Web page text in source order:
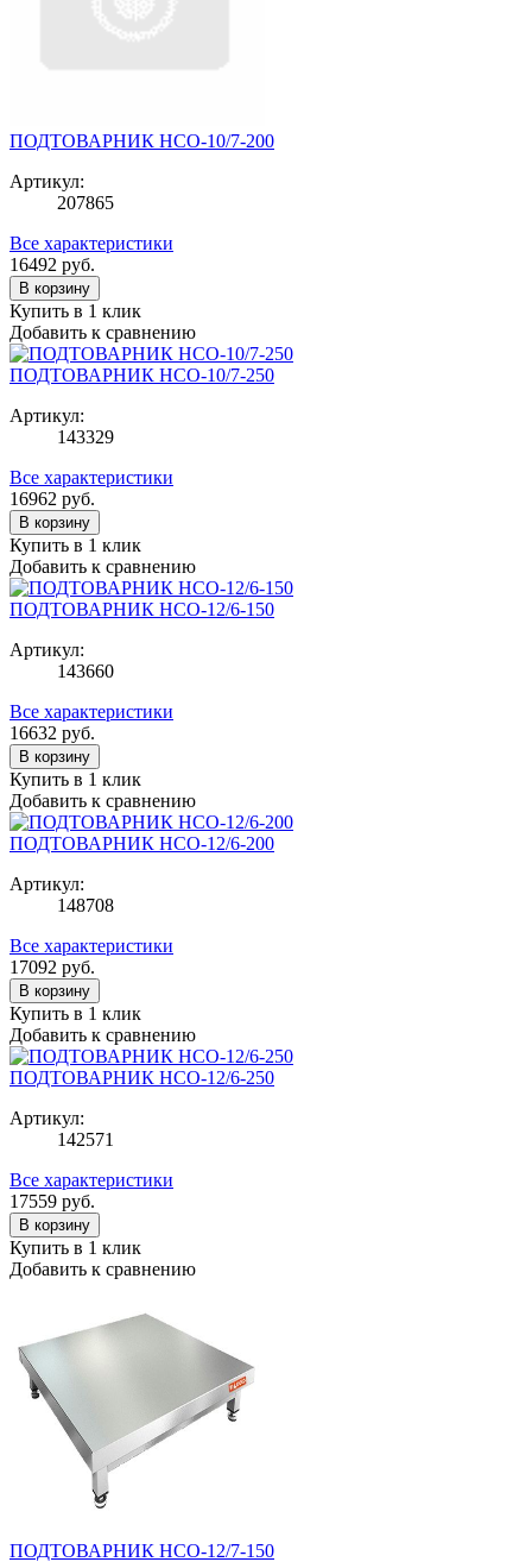
ПОДТОВАРНИК НСО-10/7-200
Артикул:
207865
Все характеристики
16492 руб.
В корзину
Купить в 1 клик
Добавить к сравнению
ПОДТОВАРНИК НСО-10/7-250
Артикул:
143329
Все характеристики
16962 руб.
В корзину
Купить в 1 клик
Добавить к сравнению
ПОДТОВАРНИК НСО-12/6-150
Артикул:
143660
Все характеристики
16632 руб.
В корзину
Купить в 1 клик
Добавить к сравнению
ПОДТОВАРНИК НСО-12/6-200
Артикул:
148708
Все характеристики
17092 руб.
В корзину
Купить в 1 клик
Добавить к сравнению
ПОДТОВАРНИК НСО-12/6-250
Артикул:
142571
Все характеристики
17559 руб.
В корзину
Купить в 1 клик
Добавить к сравнению
ПОДТОВАРНИК НСО-12/7-150